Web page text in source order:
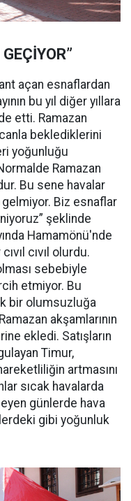
açan esnaflardan
bu yıl diğer yıllara
etti. Ramazan
beklediklerini
yoğunluğu
Ramazan
Bu sene havalar
Biz esnaflar
şeklinde
Hamamönü'nde
cıvıl olurdu.
sebebiyle
etmiyor. Bu
bir olumsuzluğa
akşamlarının
ekledi. Satışların
Timur,
artmasını
sıcak havalarda
günlerde hava
gibi yoğunluk